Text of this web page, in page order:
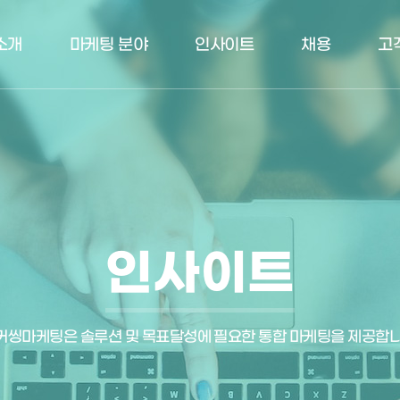
개 마케팅 분야 인사이트 채용 고
인사이트
씽마케팅은 솔루션 및 목표달성에 필요한 통합 마케팅을 제공합